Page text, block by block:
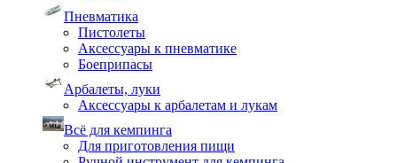
Пневматика
Пистолеты
Аксессуары к пневматике
Боеприпасы
Арбалеты, луки
Аксессуары к арбалетам и лукам
Всё для кемпинга
Для приготовления пищи